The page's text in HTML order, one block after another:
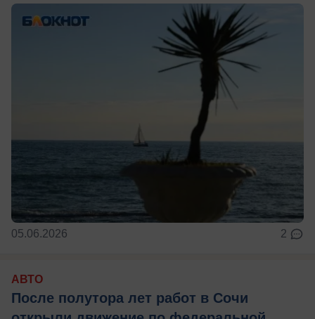
05.06.2026 2
АВТО
После полутора лет работ в Сочи